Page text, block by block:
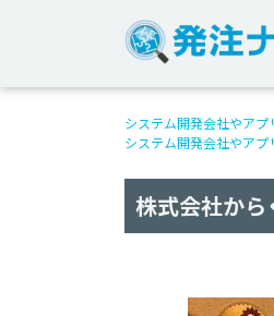
システム開発会社やアプ
システム開発会社やアプ
株式会社から